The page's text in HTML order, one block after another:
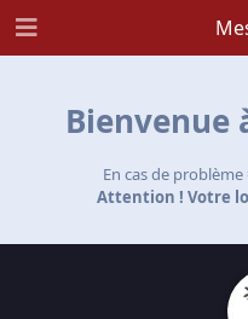
Bienvenue
En cas de problème
Attention ! Votre